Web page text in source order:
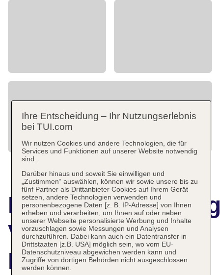
Victor's Residenz-
Hotel Berlin
Ihre Entscheidung – Ihr Nutzungserlebnis
bei TUI.com
Wir nutzen Cookies und andere Technologien, die für
Services und Funktionen auf unserer Website notwendig
sind.
Darüber hinaus und soweit Sie einwilligen und
„Zustimmen“ auswählen, können wir sowie unsere bis zu
fünf Partner als Drittanbieter Cookies auf Ihrem Gerät
setzen, andere Technologien verwenden und
personenbezogene Daten [z. B. IP-Adresse] von Ihnen
erheben und verarbeiten, um Ihnen auf oder neben
unserer Webseite personalisierte Werbung und Inhalte
vorzuschlagen sowie Messungen und Analysen
durchzuführen. Dabei kann auch ein Datentransfer in
Drittstaaten [z.B. USA] möglich sein, wo vom EU-
Datenschutzniveau abgewichen werden kann und
Zugriffe von dortigen Behörden nicht ausgeschlossen
werden können.